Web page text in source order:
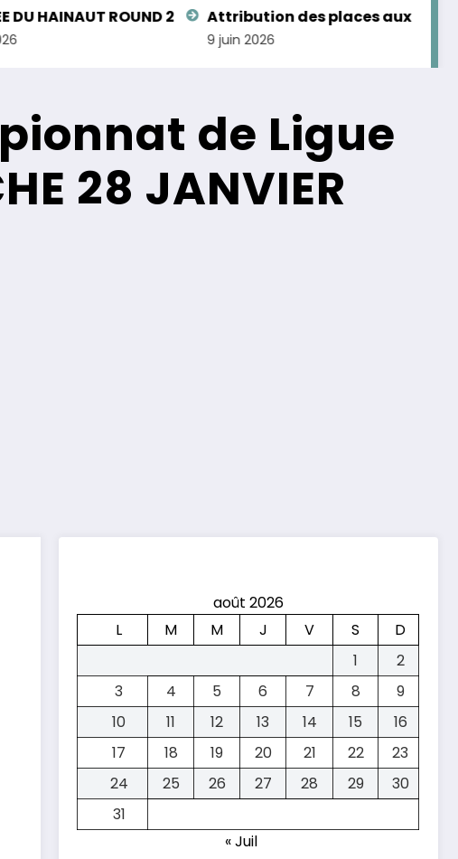
ROUND 2 Attribution des places aux Championnats
de Ligue
28 JANVIER
août 2026
L
M M J V S
D
1
2
3
4 5 6 7 8
9
10
11 12 13 14 15
16
17
18 19 20 21 22
23
24
25 26 27 28 29
30
31
« Juil